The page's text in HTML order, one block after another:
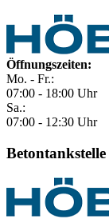
Öffnungszeiten:
Mo. - Fr.:
07:00 - 18:00 Uhr
Sa.:
07:00 - 12:30 Uhr